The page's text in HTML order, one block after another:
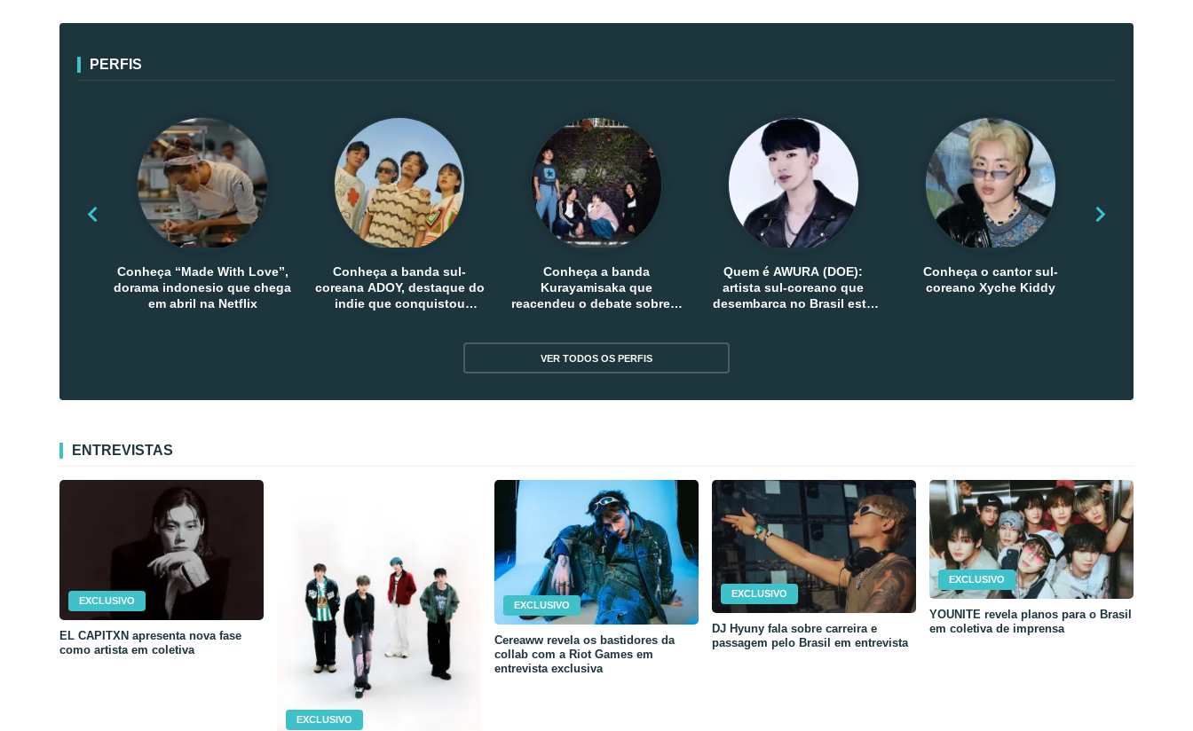
PERFIS
Conheça “Made With Love”,
dorama indonesio que chega
em abril na Netflix
Conheça a banda sul-
coreana ADOY, destaque do
indie que conquistou
Conheça a banda
Kurayamisaka que
reacendeu o debate sobre o
Quem é AWURA (DOE):
artista sul-coreano que
desembarca no Brasil esta
Conheça o cantor sul-
coreano Xyche Kiddy
VER TODOS OS PERFIS
ENTREVISTAS
EXCLUSIVO
EL CAPITXN apresenta nova fase
como artista em coletiva
EXCLUSIVO
EXCLUSIVO
Cereaww revela os bastidores da
collab com a Riot Games em
entrevista exclusiva
EXCLUSIVO
DJ Hyuny fala sobre carreira e
passagem pelo Brasil em entrevista
EXCLUSIVO
YOUNITE revela planos para o Brasil
em coletiva de imprensa